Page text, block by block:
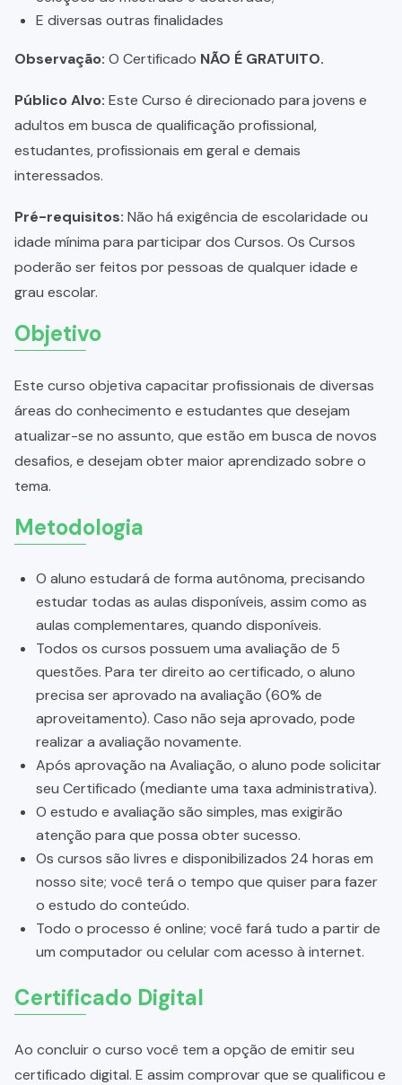
E diversas outras finalidades
Observação: O Certificado NÃO É GRATUITO.
Público Alvo: Este Curso é direcionado para jovens e
adultos em busca de qualificação profissional,
estudantes, profissionais em geral e demais
interessados.
Pré-requisitos: Não há exigência de escolaridade ou
idade mínima para participar dos Cursos. Os Cursos
poderão ser feitos por pessoas de qualquer idade e
grau escolar.
Objetivo
Este curso objetiva capacitar profissionais de diversas
áreas do conhecimento e estudantes que desejam
atualizar-se no assunto, que estão em busca de novos
desafios, e desejam obter maior aprendizado sobre o
tema.
Metodologia
O aluno estudará de forma autônoma, precisando
estudar todas as aulas disponíveis, assim como as
aulas complementares, quando disponíveis.
Todos os cursos possuem uma avaliação de 5
questões. Para ter direito ao certificado, o aluno
precisa ser aprovado na avaliação (60% de
aproveitamento). Caso não seja aprovado, pode
realizar a avaliação novamente.
Após aprovação na Avaliação, o aluno pode solicitar
seu Certificado (mediante uma taxa administrativa).
O estudo e avaliação são simples, mas exigirão
atenção para que possa obter sucesso.
Os cursos são livres e disponibilizados 24 horas em
nosso site; você terá o tempo que quiser para fazer
o estudo do conteúdo.
Todo o processo é online; você fará tudo a partir de
um computador ou celular com acesso à internet.
Certificado Digital
Ao concluir o curso você tem a opção de emitir seu
certificado digital. E assim comprovar que se qualificou e